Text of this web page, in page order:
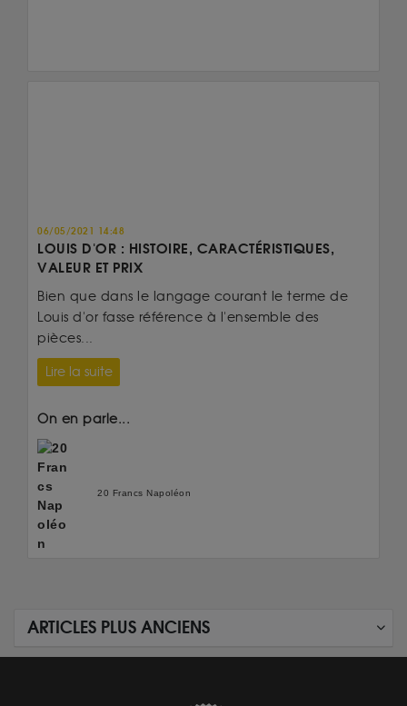
06/05/2021 14:48
LOUIS D'OR : HISTOIRE, CARACTÉRISTIQUES,
VALEUR ET PRIX
Bien que dans le langage courant le terme de
Louis d'or fasse référence à l'ensemble des
pièces...
Lire la suite
On en parle...
20 Francs Napoléon
ARTICLES PLUS ANCIENS